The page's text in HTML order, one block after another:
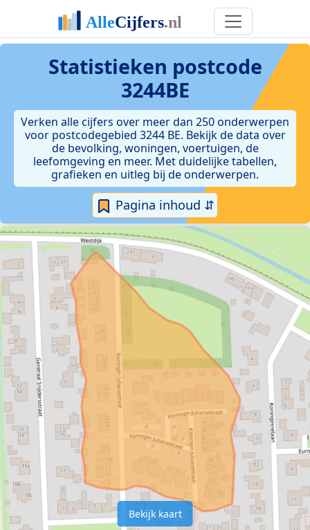
Statistieken postcode
3244BE
Verken alle cijfers over meer dan 250 onderwerpen
voor postcodegebied 3244 BE. Bekijk de data over
de bevolking, woningen, voertuigen, de
leefomgeving en meer. Met duidelijke tabellen,
grafieken en uitleg bij de onderwerpen.
Pagina inhoud ⇵
Bekijk kaart